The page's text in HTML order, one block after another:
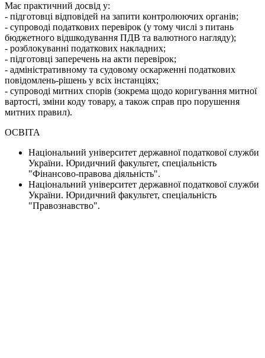
Має практичний досвід у:
- підготовці відповідей на запити контролюючих органів;
- супроводі податкових перевірок (у тому числі з питань
бюджетного відшкодування ПДВ та валютного нагляду);
- розблокуванні податкових накладних;
- підготовці заперечень на акти перевірок;
- адміністративному та судовому оскарженні податкових
повідомлень-рішень у всіх інстанціях;
- супроводі митних спорів (зокрема щодо коригування митної
вартості, зміни коду товару, а також справ про порушення
митних правил).
ОСВІТА
Національний університет державної податкової служби
України. Юридичний факультет, спеціальність
"Фінансово-правова діяльність".
Національний університет державної податкової служби
України. Юридичний факультет, спеціальність
"Правознавство".